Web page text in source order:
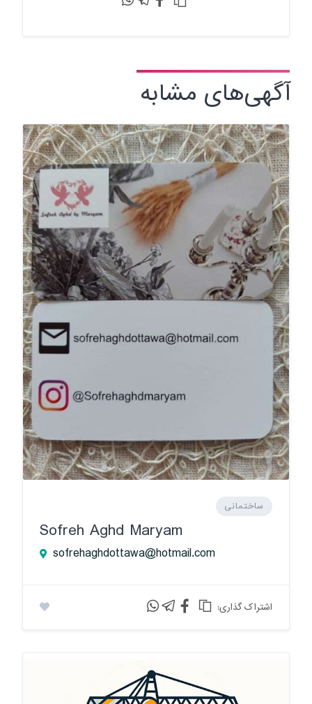
آگهی‌های مشابه
ساختمانی
Sofreh Aghd Maryam
sofrehaghdottawa@hotmail.com
:اشتراک گذاری